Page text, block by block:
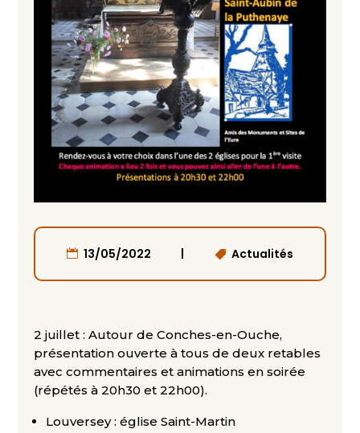
13/05/2022 | Actualités
2 juillet : Autour de Conches-en-Ouche,
présentation ouverte à tous de deux retables
avec commentaires et animations en soirée
(répétés à 20h30 et 22h00).
Louversey : église Saint-Martin